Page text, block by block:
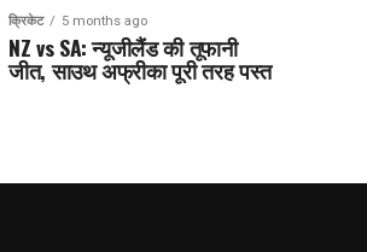
क्रिकेट 5 months ago
NZ vs SA: न्यूजीलैंड की तूफानी
जीत, साउथ अफ्रीका पूरी तरह पस्त